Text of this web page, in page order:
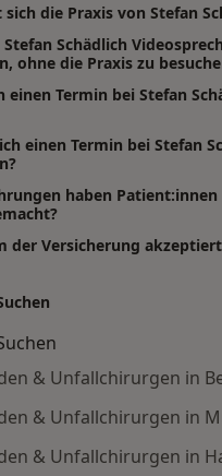
die Praxis von Stefan
Schädlich
ohne die Praxis zu
einen Termin bei Stefan
einen Termin bei Stefan
haben
der Versicherung
& Unfallchirurgen in
& Unfallchirurgen in
& Unfallchirurgen in